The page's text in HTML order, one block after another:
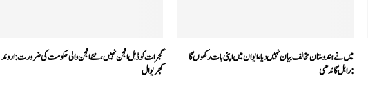
میں نے ہندوستان مخالف بیان نہیں دیا، ایوان میں اپنی بات رکھوں گا
:راہل گاندھی
گجرات کو ڈبل انجن نہیں، نئے انجن والی حکومت کی ضرورت :اروند
کجریوال